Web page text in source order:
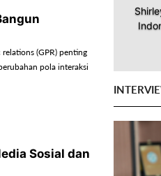
(GPR) penting
pola interaksi
Sosial dan